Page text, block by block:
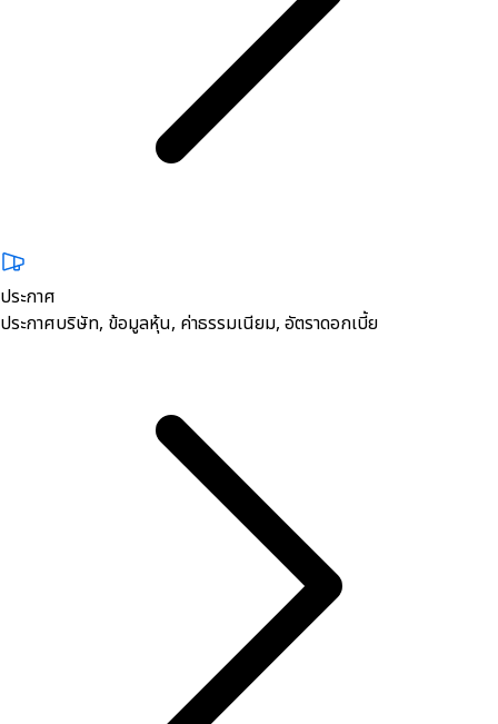
ประกาศ
ประกาศบริษัท, ข้อมูลหุ้น, ค่าธรรมเนียม, อัตราดอกเบี้ย